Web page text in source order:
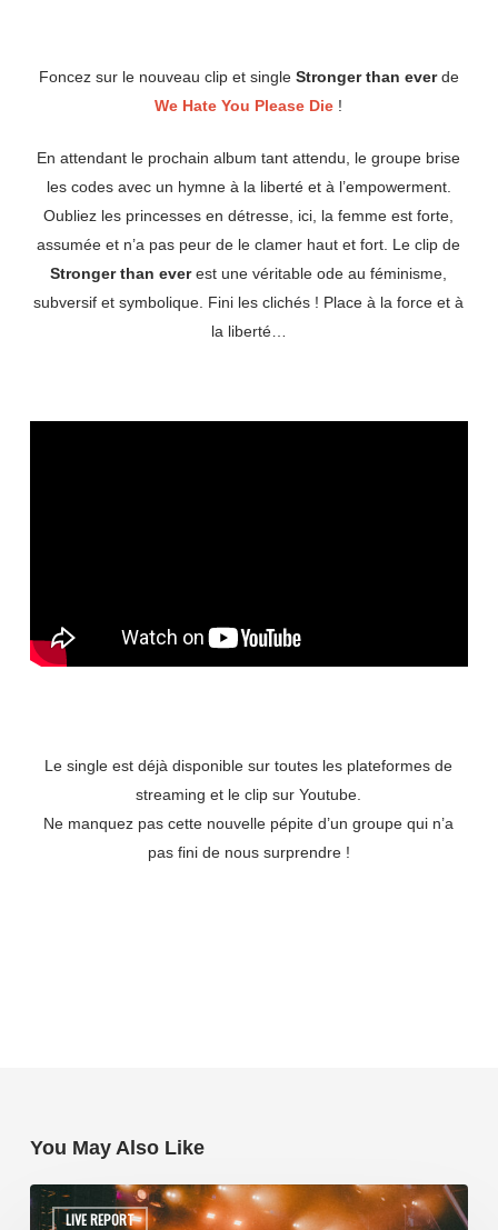
Foncez sur le nouveau clip et single Stronger than everde
We Hate You Please Die !
En attendant le prochain album tant attendu, le groupe brise
les codes avec un hymne à la liberté et à l’empowerment.
Oubliez les princesses en détresse, ici, la femme est forte,
assumée et n’a pas peur de le clamer haut et fort. Le clip de
Stronger than everest une véritable ode au féminisme,
subversif et symbolique. Fini les clichés ! Place à la force et à
la liberté…
Le single est déjà disponible sur toutes les plateformes de
streaming et le clip sur Youtube.
Ne manquez pas cette nouvelle pépite d’un groupe qui n’a
pas fini de nous surprendre !
You May Also Like
LIVE REPORT